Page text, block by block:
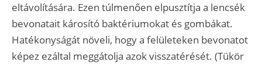
eltávolítására. Ezen túlmenően elpusztítja a lencsék
bevonatait károsító baktériumokat és gombákat.
Hatékonyságát növeli, hogy a felületeken bevonatot
képez ezáltal meggátolja azok visszatérését. (Tükör